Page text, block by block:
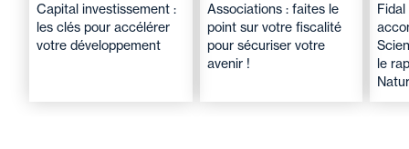
Capital investissement :
les clés pour accélérer
votre développement
Associations : faites le
point sur votre fiscalité
pour sécuriser votre
avenir !
le